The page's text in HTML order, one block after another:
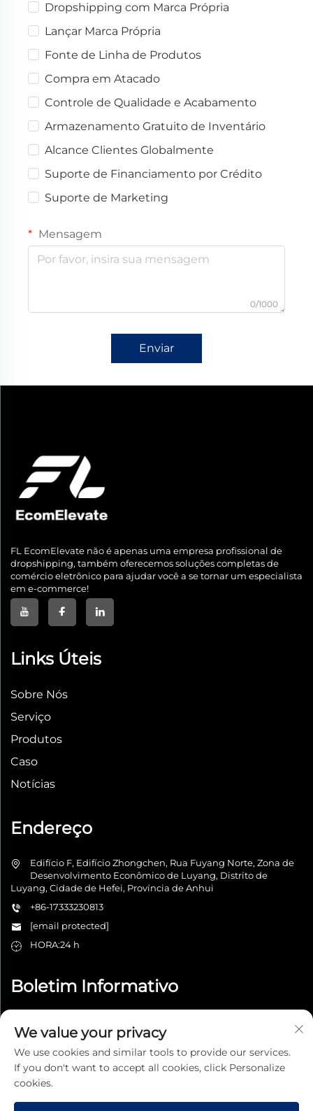
Dropshipping com Marca Própria
Lançar Marca Própria
Fonte de Linha de Produtos
Compra em Atacado
Controle de Qualidade e Acabamento
Armazenamento Gratuito de Inventário
Alcance Clientes Globalmente
Suporte de Financiamento por Crédito
Suporte de Marketing
Mensagem
0/1000
Enviar
FL EcomElevate não é apenas uma empresa profissional de
dropshipping, também oferecemos soluções completas de
comércio eletrônico para ajudar você a se tornar um especialista
em e-commerce!
Links Úteis
Sobre Nós
Serviço
Produtos
Caso
Notícias
Endereço
Edifício F, Edifício Zhongchen, Rua Fuyang Norte, Zona de
Desenvolvimento Econômico de Luyang, Distrito de
Luyang, Cidade de Hefei, Província de Anhui
+86-17333230813
[email protected]
HORA:24 h
Boletim Informativo
We value your privacy
We use cookies and similar tools to provide our services.
If you don't want to accept all cookies, click Personalize
cookies.